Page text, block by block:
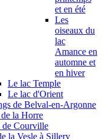
et en été
Les
oiseaux du
lac
Amance en
automne et
en hiver
Le lac Temple
Le lac d'Orient
de Belval-en-Argonne
la Horre
de Courville
la Vesle à Sillery